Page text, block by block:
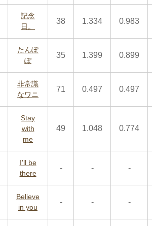
記念
日。
38 1.334 0.983
たんぽ
ぽ
35 1.399 0.899
非常識
なワニ
71 0.497 0.497
Stay
with
me
49 1.048 0.774
I'll be
there
- - -
Believe
in you
- - -